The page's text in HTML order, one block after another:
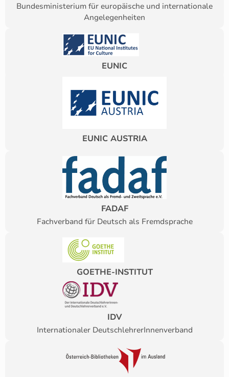
Bundesministerium für europäische und internationale
Angelegenheiten
EUNIC
EUNIC AUSTRIA
FADAF
Fachverband für Deutsch als Fremdsprache
GOETHE-INSTITUT
IDV
Internationaler DeutschlehrerInnenverband